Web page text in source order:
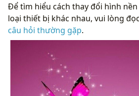
Để tìm hiểu cách thay đổi hình nền
loại thiết bị khác nhau, vui lòng
câu hỏi thường gặp.